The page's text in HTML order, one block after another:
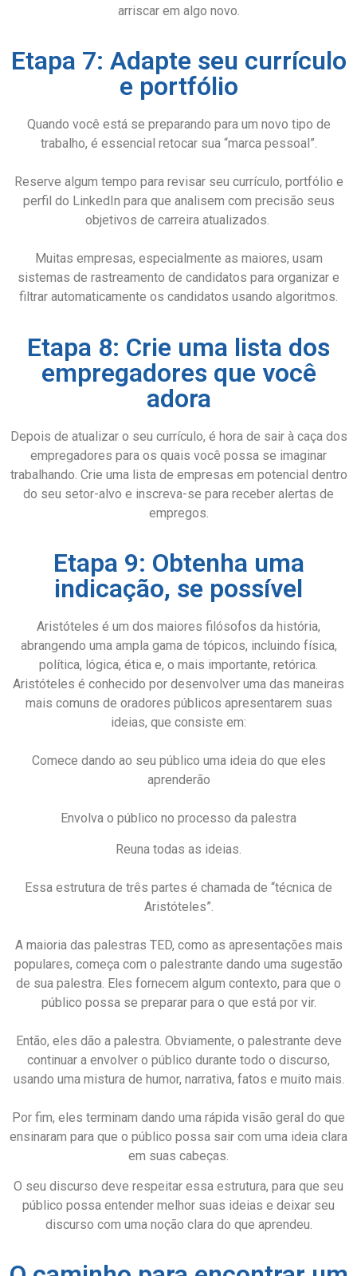
arriscar em algo novo.
Etapa 7: Adapte seu currículo
e portfólio
Quando você está se preparando para um novo tipo de
trabalho, é essencial retocar sua “marca pessoal”.
Reserve algum tempo para revisar seu currículo, portfólio e
perfil do LinkedIn para que analisem com precisão seus
objetivos de carreira atualizados.
Muitas empresas, especialmente as maiores, usam
sistemas de rastreamento de candidatos para organizar e
filtrar automaticamente os candidatos usando algoritmos.
Etapa 8: Crie uma lista dos
empregadores que você
adora
Depois de atualizar o seu currículo, é hora de sair à caça dos
empregadores para os quais você possa se imaginar
trabalhando. Crie uma lista de empresas em potencial dentro
do seu setor-alvo e inscreva-se para receber alertas de
empregos.
Etapa 9: Obtenha uma
indicação, se possível
Aristóteles é um dos maiores filósofos da história,
abrangendo uma ampla gama de tópicos, incluindo física,
política, lógica, ética e, o mais importante, retórica.
Aristóteles é conhecido por desenvolver uma das maneiras
mais comuns de oradores públicos apresentarem suas
ideias, que consiste em:
Comece dando ao seu público uma ideia do que eles
aprenderão
Envolva o público no processo da palestra
Reuna todas as ideias.
Essa estrutura de três partes é chamada de “técnica de
Aristóteles”.
A maioria das palestras TED, como as apresentações mais
populares, começa com o palestrante dando uma sugestão
de sua palestra. Eles fornecem algum contexto, para que o
público possa se preparar para o que está por vir.
Então, eles dão a palestra. Obviamente, o palestrante deve
continuar a envolver o público durante todo o discurso,
usando uma mistura de humor, narrativa, fatos e muito mais.
Por fim, eles terminam dando uma rápida visão geral do que
ensinaram para que o público possa sair com uma ideia clara
em suas cabeças.
O seu discurso deve respeitar essa estrutura, para que seu
público possa entender melhor suas ideias e deixar seu
discurso com uma noção clara do que aprendeu.